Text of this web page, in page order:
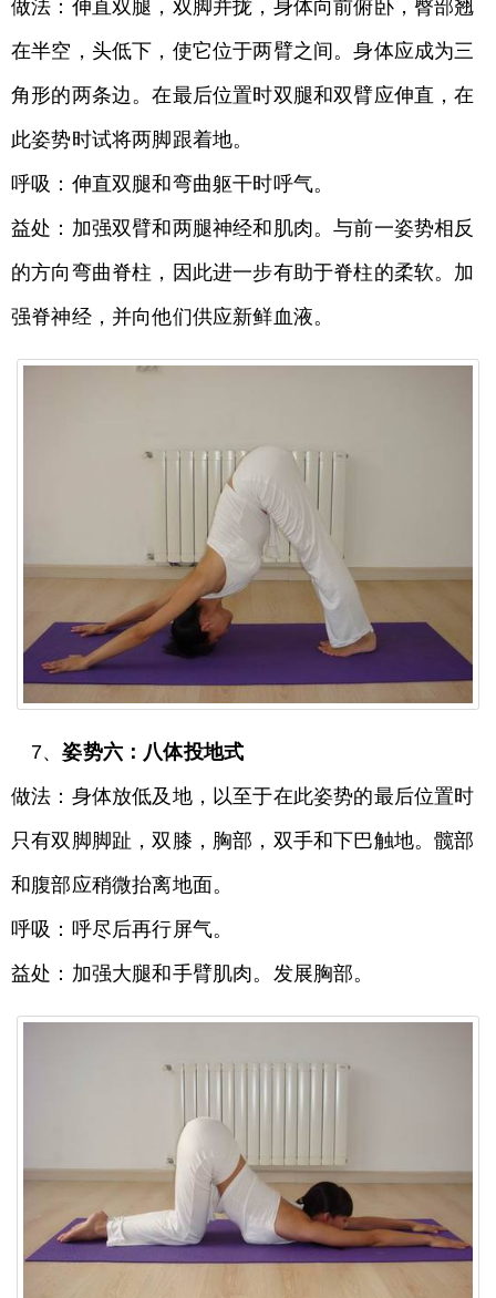
做法：伸直双腿，双脚并拢，身体向前俯卧，臀部翘
在半空，头低下，使它位于两臂之间。身体应成为三
角形的两条边。在最后位置时双腿和双臂应伸直，在
此姿势时试将两脚跟着地。
呼吸：伸直双腿和弯曲躯干时呼气。
益处：加强双臂和两腿神经和肌肉。与前一姿势相反
的方向弯曲脊柱，因此进一步有助于脊柱的柔软。加
强脊神经，并向他们供应新鲜血液。
7、姿势六：八体投地式
做法：身体放低及地，以至于在此姿势的最后位置时
只有双脚脚趾，双膝，胸部，双手和下巴触地。髋部
和腹部应稍微抬离地面。
呼吸：呼尽后再行屏气。
益处：加强大腿和手臂肌肉。发展胸部。